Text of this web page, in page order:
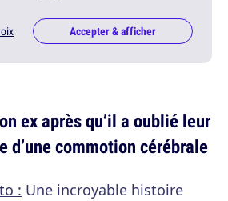
Accepter & afficher
ex après qu’il a oublié leur
d’une commotion cérébrale
: Une incroyable histoire